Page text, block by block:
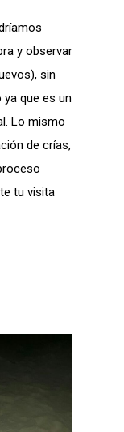
y observar
sin
que es un
Lo mismo
de crías,
tu visita